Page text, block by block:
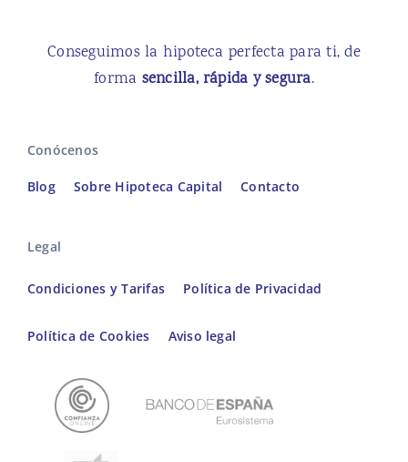
Conseguimos la hipoteca perfecta para ti, de
forma sencilla, rápida y segura.
Conócenos
Blog Sobre Hipoteca Capital Contacto
Legal
Condiciones y Tarifas Política de Privacidad
Política de Cookies Aviso legal